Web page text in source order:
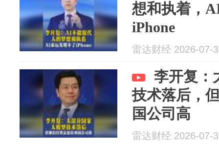
想和执着，
iPhone
雷达财经 2026-07-
李开复：
技术落后，
国公司高
雷达财经 2026-07-